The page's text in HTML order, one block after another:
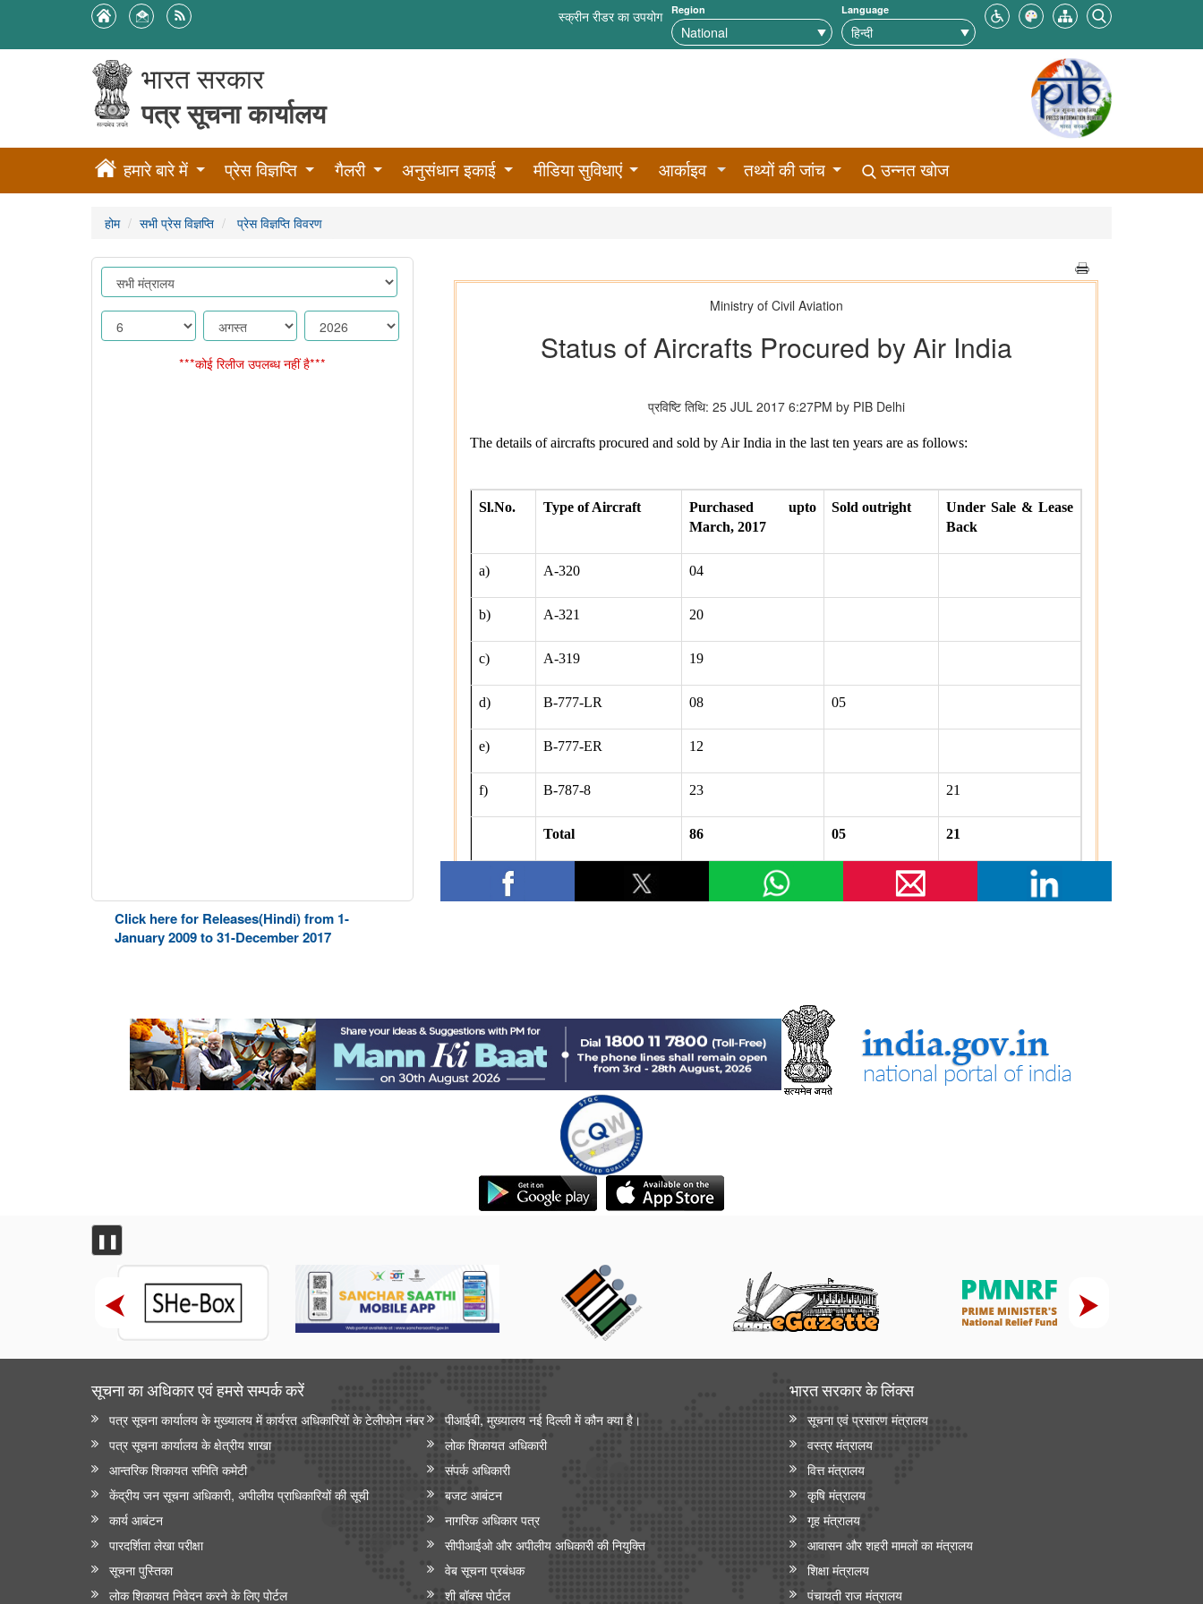
स्क्रीन रीडर का उपयोग Region Language
भारत सरकार
पत्र सूचना कार्यालय
हमारे बारे में प्रेस विज्ञप्ति गैलरी अनुसंधान इकाई मीडिया सुविधाएं आर्काइव तथ्यों की जांच उन्नत खोज
होम सभी प्रेस विज्ञप्ति प्रेस विज्ञप्ति विवरण
***कोई रिलीज उपलब्ध नहीं है***
Click here for Releases(Hindi) from 1-
January 2009 to 31-December 2017
❚❚
सूचना का अधिकार एवं हमसे सम्‍पर्क करें
पत्र सूचना कार्यालय के मुख्यालय में कार्यरत अधिकारियों के टेलीफोन नंबर
पीआईबी, मुख्यालय नई दिल्ली में कौन क्या है।
पत्र सूचना कार्यालय के क्षेत्रीय शाखा
लोक शिकायत अधिकारी
आन्‍तरिक शिकायत समिति कमेटी
संपर्क अधिकारी
केंद्रीय जन सूचना अधिकारी, अपीलीय प्राधिकारियों की सूची
बजट आबंटन
कार्य आबंटन
नागरिक अधिकार पत्र
पारदर्शिता लेखा परीक्षा
सीपीआईओ और अपी‍लीय अधिकारी की नियुक्ति
सूचना पुस्तिका
वेब सूचना प्रबंधक
लोक शिकायत निवेदन करने के लिए पोर्टल
शी बॉक्स पोर्टल
भारत सरकार के लिंक्‍स
सूचना एवं प्रसारण मंत्रालय
वस्त्र मंत्रालय
वित्त मंत्रालय
कृषि मंत्रालय
गृह मंत्रालय
आवासन और शहरी मामलों का मंत्रालय
शिक्षा मंत्रालय
पंचायती राज मंत्रालय